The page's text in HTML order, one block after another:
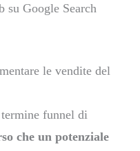
su Google Search
le vendite del
funnel di
che un potenziale